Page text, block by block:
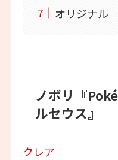
オリジナル
ノボリ『
ルセウス』
クレア